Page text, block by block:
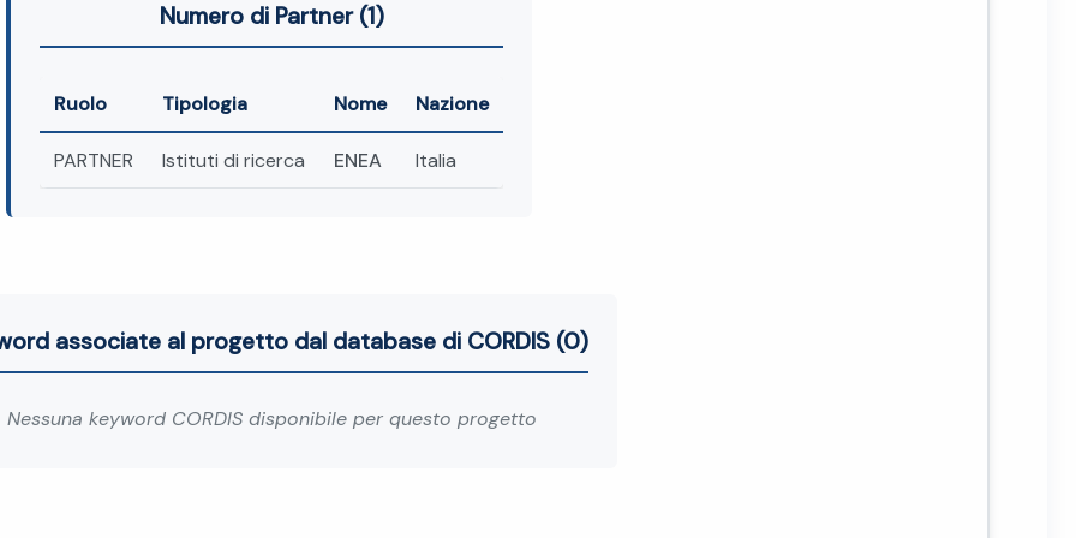
Numero di Partner (1)
Ruolo Tipologia Nome Nazione
PARTNER Istituti di ricerca ENEA Italia
associate al progetto dal database di CORDIS (0)
Nessuna keyword CORDIS disponibile per questo progetto